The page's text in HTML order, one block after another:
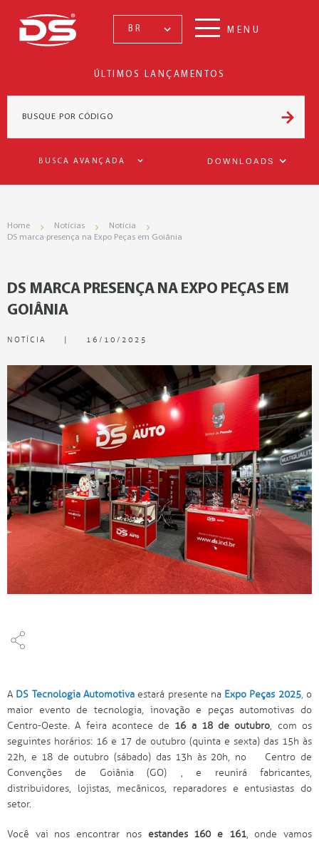
BR MENU
ÚLTIMOS LANÇAMENTOS
BUSCA AVANÇADA DOWNLOADS
Home Notícias
Notícia
DS marca presença na Expo Peças em Goiânia
DS MARCA PRESENÇA NA EXPO PEÇAS EM
GOIÂNIA
NOTÍCIA | 16/10/2025
A DS Tecnologia Automotivaestará presente na Expo Peças 2025, o
maior evento de tecnologia, inovação e peças automotivas do
Centro-Oeste. A feira acontece de 16 a 18 de outubro, com os
seguintes horários: 16 e 17 de outubro (quinta e sexta) das 15h às
22h, e 18 de outubro (sábado) das 13h às 20h, no
Centro de
Convenções de Goiânia (GO)
, e reunirá fabricantes,
distribuidores, lojistas, mecânicos, reparadores e entusiastas do
setor.
Você vai nos encontrar nos estandes 160 e 161, onde vamos